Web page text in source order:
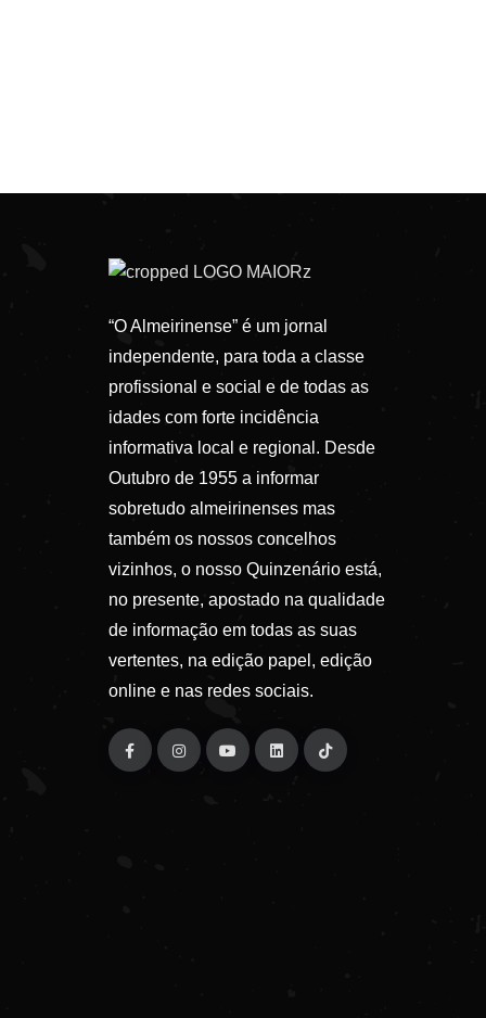
“O Almeirinense” é um jornal
independente, para toda a classe
profissional e social e de todas as
idades com forte incidência
informativa local e regional. Desde
Outubro de 1955 a informar
sobretudo almeirinenses mas
também os nossos concelhos
vizinhos, o nosso Quinzenário está,
no presente, apostado na qualidade
de informação em todas as suas
vertentes, na edição papel, edição
online e nas redes sociais.